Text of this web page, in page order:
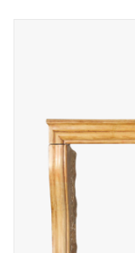
Antiquiteiten en
Objecten
Decoratieve Outdoor
Objecten